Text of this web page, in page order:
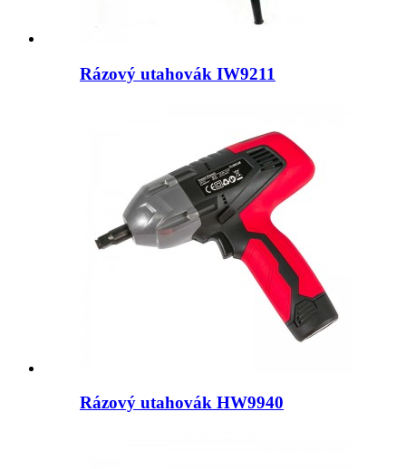
Rázový utahovák IW9211
Rázový utahovák HW9940